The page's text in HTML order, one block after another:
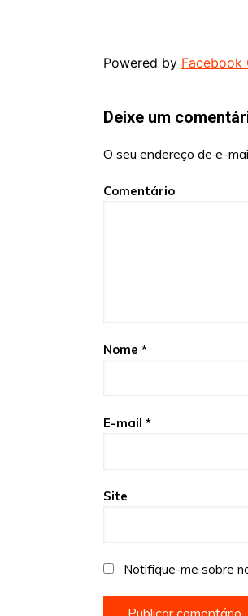
Powered by Facebook
Deixe um
O seu endereço de e-
Comentário
Nome *
E-mail *
Site
Notifique-me sobre